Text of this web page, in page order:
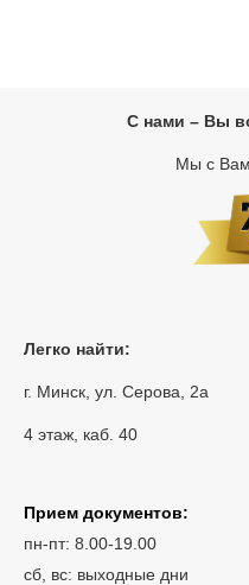
С нами – Вы
Мы с
Легко найти:
г. Минск, ул. Серова, 2а
4 этаж, каб. 40
Прием документов:
пн-пт: 8.00-19.00
сб, вс: выходные дни